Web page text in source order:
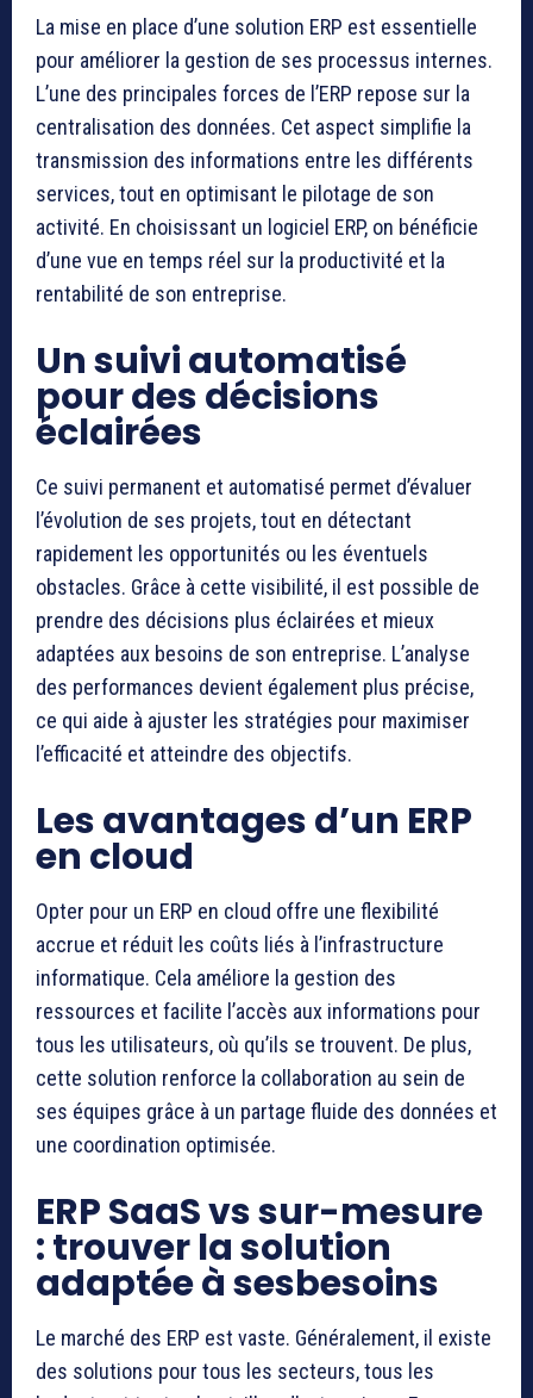
La mise en place d’une solution ERP est essentielle
pour améliorer la gestion de ses processus internes.
L’une des principales forces de l’ERP repose sur la
centralisation des données. Cet aspect simplifie la
transmission des informations entre les différents
services, tout en optimisant le pilotage de son
activité. En choisissant un logiciel ERP, on bénéficie
d’une vue en temps réel sur la productivité et la
rentabilité de son entreprise.
Un suivi automatisé
pour des décisions
éclairées
Ce suivi permanent et automatisé permet d’évaluer
l’évolution de ses projets, tout en détectant
rapidement les opportunités ou les éventuels
obstacles. Grâce à cette visibilité, il est possible de
prendre des décisions plus éclairées et mieux
adaptées aux besoins de son entreprise. L’analyse
des performances devient également plus précise,
ce qui aide à ajuster les stratégies pour maximiser
l’efficacité et atteindre des objectifs.
Les avantages d’un ERP
en cloud
Opter pour un ERP en cloud offre une flexibilité
accrue et réduit les coûts liés à l’infrastructure
informatique. Cela améliore la gestion des
ressources et facilite l’accès aux informations pour
tous les utilisateurs, où qu’ils se trouvent. De plus,
cette solution renforce la collaboration au sein de
ses équipes grâce à un partage fluide des données et
une coordination optimisée.
ERP SaaS vs sur-mesure
: trouver la solution
adaptée à sesbesoins
Le marché des ERP est vaste. Généralement, il existe
des solutions pour tous les secteurs, tous les